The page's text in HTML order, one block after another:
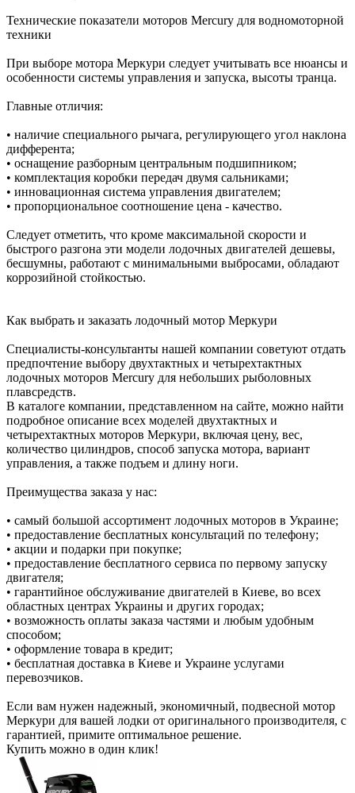
Технические показатели моторов Mercury для водномоторной
техники
При выборе мотора Меркури следует учитывать все нюансы и
особенности системы управления и запуска, высоты транца.
Главные отличия:
• наличие специального рычага, регулирующего угол наклона
дифферента;
• оснащение разборным центральным подшипником;
• комплектация коробки передач двумя сальниками;
• инновационная система управления двигателем;
• пропорциональное соотношение цена - качество.
Следует отметить, что кроме максимальной скорости и
быстрого разгона эти модели лодочных двигателей дешевы,
бесшумны, работают с минимальными выбросами, обладают
коррозийной стойкостью.
Как выбрать и заказать лодочный мотор Меркури
Специалисты-консультанты нашей компании советуют отдать
предпочтение выбору двухтактных и четырехтактных
лодочных моторов Mercury для небольших рыболовных
плавсредств.
В каталоге компании, представленном на сайте, можно найти
подробное описание всех моделей двухтактных и
четырехтактных моторов Меркури, включая цену, вес,
количество цилиндров, способ запуска мотора, вариант
управления, а также подъем и длину ноги.
Преимущества заказа у нас:
• самый большой ассортимент лодочных моторов в Украине;
• предоставление бесплатных консультаций по телефону;
• акции и подарки при покупке;
• предоставление бесплатного сервиса по первому запуску
двигателя;
• гарантийное обслуживание двигателей в Киеве, во всех
областных центрах Украины и других городах;
• возможность оплаты заказа частями и любым удобным
способом;
• оформление товара в кредит;
• бесплатная доставка в Киеве и Украине услугами
перевозчиков.
Если вам нужен надежный, экономичный, подвесной мотор
Меркури для вашей лодки от оригинального производителя, с
гарантией, примите оптимальное решение.
Купить можно в один клик!